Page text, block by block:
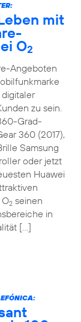
mit
O2
Angeboten
zu sein.
Grad-
360 (2017),
Samsung
oder jetzt
Huawei
2seinen
in
[…]